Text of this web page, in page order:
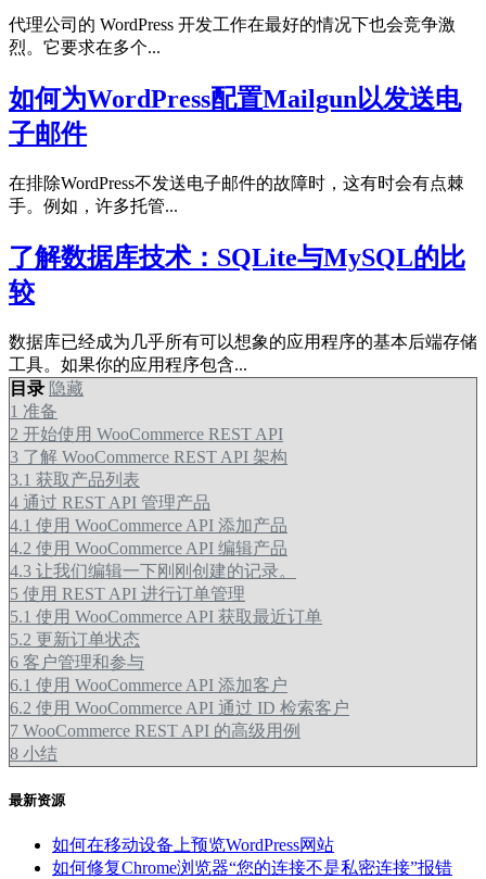
代理公司的 WordPress 开发工作在最好的情况下也会竞争激
烈。它要求在多个...
如何为WordPress配置Mailgun以发送电
子邮件
在排除WordPress不发送电子邮件的故障时，这有时会有点棘
手。例如，许多托管...
了解数据库技术：SQLite与MySQL的比
较
数据库已经成为几乎所有可以想象的应用程序的基本后端存储
工具。如果你的应用程序包含...
目录 隐藏
1 准备
2 开始使用 WooCommerce REST API
3 了解 WooCommerce REST API 架构
3.1 获取产品列表
4 通过 REST API 管理产品
4.1 使用 WooCommerce API 添加产品
4.2 使用 WooCommerce API 编辑产品
4.3 让我们编辑一下刚刚创建的记录。
5 使用 REST API 进行订单管理
5.1 使用 WooCommerce API 获取最近订单
5.2 更新订单状态
6 客户管理和参与
6.1 使用 WooCommerce API 添加客户
6.2 使用 WooCommerce API 通过 ID 检索客户
7 WooCommerce REST API 的高级用例
8 小结
最新资源
如何在移动设备上预览WordPress网站
如何修复Chrome浏览器“您的连接不是私密连接”报错